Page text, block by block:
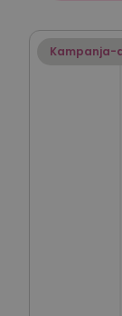
Kampanja-